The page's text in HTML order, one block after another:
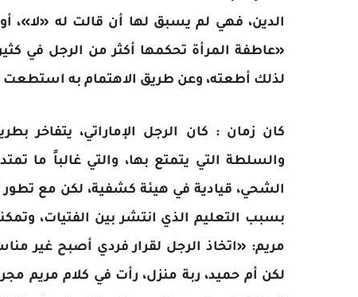
الدين، فهي لم يسبق لها أن قالت له
«عاطفة المرأة تحكمها أكثر من الرجل في
لذلك أطعته، وعن طريق الاهتمام به
كان زمان : كان الرجل الإماراتي، يتفاخر
والسلطة التي يتمتع بها، والتي غالباً ما
الشحي، قيادية في هيئة كشفية، لكن مع
بسبب التعليم الذي انتشر بين الفتيات،
مريم: «اتخاذ الرجل لقرار فردي أصبح غير
لكن أم حميد، ربة منزل، رأت في كلام مريم